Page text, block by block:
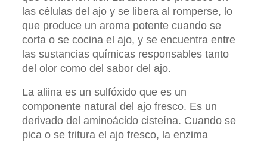
las células del ajo y se libera al romperse, lo
que produce un aroma potente cuando se
corta o se cocina el ajo, y se encuentra entre
las sustancias químicas responsables tanto
del olor como del sabor del ajo.
La aliina es un sulfóxido que es un
componente natural del ajo fresco. Es un
derivado del aminoácido cisteína. Cuando se
pica o se tritura el ajo fresco, la enzima